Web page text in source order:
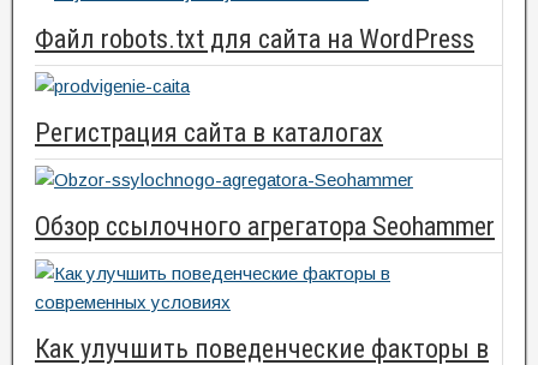
Файл robots.txt для сайта на WordPress
Регистрация сайта в каталогах
Обзор ссылочного агрегатора Seohammer
Как улучшить поведенческие факторы в